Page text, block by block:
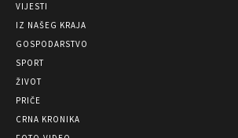
VIJESTI
IZ NAŠEG KRAJA
GOSPODARSTVO
SPORT
ŽIVOT
PRIČE
CRNA KRONIKA